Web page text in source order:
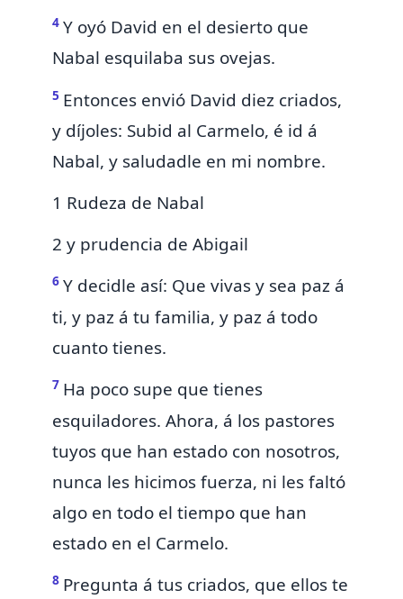
4 Y oyó David en el desierto que
Nabal esquilaba sus ovejas.
5 Entonces envió David diez criados,
y díjoles: Subid al Carmelo, é id á
Nabal, y saludadle en mi nombre.
1 Rudeza de Nabal
2 y prudencia de Abigail
6 Y decidle así: Que vivas y sea paz á
ti, y paz á tu familia, y paz á todo
cuanto tienes.
7 Ha poco supe que tienes
esquiladores. Ahora, á los pastores
tuyos que han estado con nosotros,
nunca les hicimos fuerza, ni les faltó
algo en todo el tiempo que han
estado en el Carmelo.
8 Pregunta á tus criados, que ellos te